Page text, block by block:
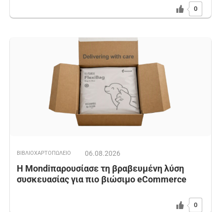
0
ΒΙΒΛΙΟΧΑΡΤΟΠΩΛΕΙΟ 06.08.2026
Η Mondiπαρουσίασε τη βραβευμένη λύση
συσκευασίας για πιο βιώσιμο eCommerce
0